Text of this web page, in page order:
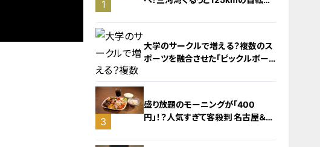
1
大学のサークルで増える？複数のス
ポーツを融合させた「ピックルボー
3
盛り放題のモーニングが「400
円」！？人気すぎて客殺到 名古屋＆岐